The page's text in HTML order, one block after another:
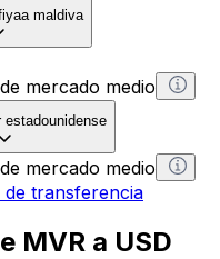
maldiva
mercado medio
estadounidense
mercado medio
transferencia
MVR a USD